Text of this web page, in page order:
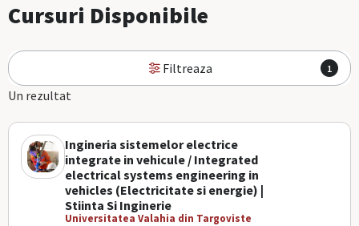
Cursuri Disponibile
Filtreaza 1
Un rezultat
Ingineria sistemelor electrice
integrate in vehicule / Integrated
electrical systems engineering in
vehicles (Electricitate si energie) |
Stiinta Si Inginerie
Universitatea Valahia din Targoviste